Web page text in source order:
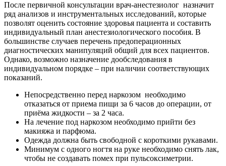
После первичной консультации врач-анестезиолог назначит
ряд анализов и инструментальных исследований, которые
позволят оценить состояние здоровья пациента и составить
индивидуальный план анестезиологического пособия. В
большинстве случаев перечень предоперационных
диагностических манипуляций общий для всех пациентов.
Однако, возможно назначение дообследования в
индивидуальном порядке – при наличии соответствующих
показаний.
Непосредственно перед наркозом необходимо
отказаться от приема пищи за 6 часов до операции, от
приёма жидкости – за 2 часа.
На лечение под наркозом необходимо прийти без
макияжа и парфюма.
Одежда должна быть свободной с короткими рукавами.
Минимум с одного ногтя на руке необходимо снять лак,
чтобы не создавать помех при пульсоксиметрии.